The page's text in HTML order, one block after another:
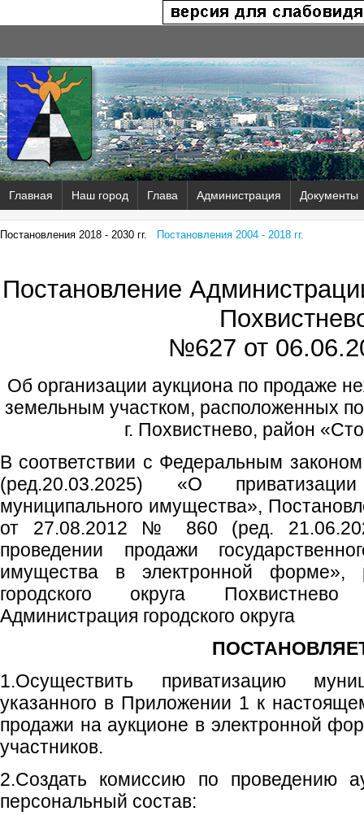
Главная Наш город Глава Администрация Документы
Постановления 2018 - 2030 гг. Постановления 2004 - 2018 гг.
Постановление
№627 от
Об организации аукциона по продаже
земельным участком, расположенных
г. Похвистнево, район
В соответствии с Федеральным
(ред.20.03.2025) «О
муниципального имущества»,
от 27.08.2012 № 860 (ред.
проведении продажи
имущества в электронной форме»,
городского округа
Администрация городского округа
1.Осуществить приватизацию
указанного в Приложении 1 к
продажи на аукционе в электронной
участников.
2.Создать комиссию по проведению
персональный состав: